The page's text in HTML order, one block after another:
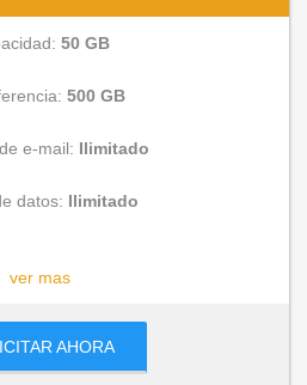
50 GB
500 GB
e-mail: Ilimitado
datos: Ilimitado
ver mas
AHORA